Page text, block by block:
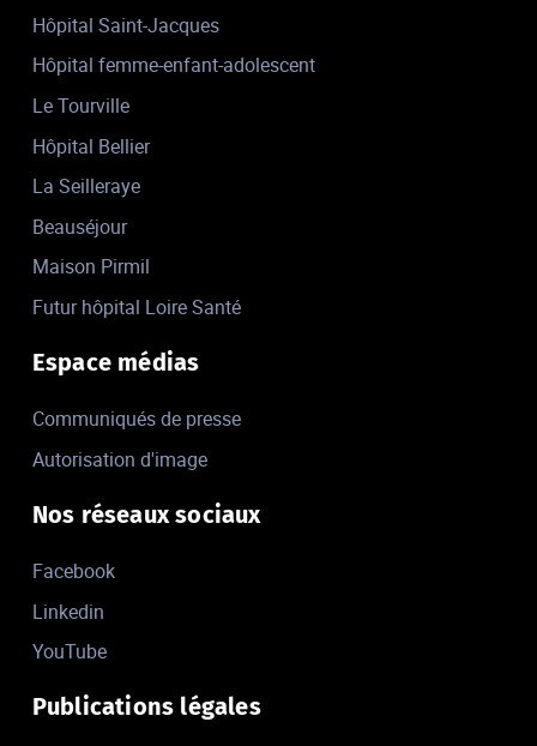
Hôpital Saint-Jacques
Hôpital femme-enfant-adolescent
Le Tourville
Hôpital Bellier
La Seilleraye
Beauséjour
Maison Pirmil
Futur hôpital Loire Santé
Espace médias
Communiqués de presse
Autorisation d'image
Nos réseaux sociaux
Facebook
Linkedin
YouTube
Publications légales